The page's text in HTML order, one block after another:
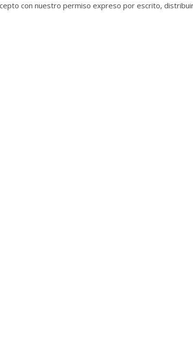
con nuestro permiso expreso por escrito,